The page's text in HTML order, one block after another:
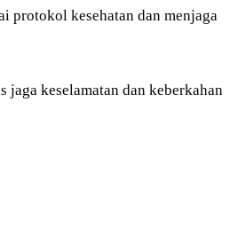
protokol kesehatan dan menjaga
jaga keselamatan dan keberkahan